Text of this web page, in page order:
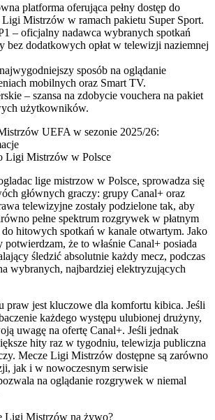
platforma oferująca pełny dostęp do
Mistrzów w ramach pakietu Super Sport.
– oficjalny nadawca wybranych spotkań
bez dodatkowych opłat w telewizji naziemnej
sposób na oglądanie
mobilnych oraz Smart TV.
– szansa na zdobycie vouchera na pakiet
użytkowników.
UEFA w sezonie 2025/26:
Ligi Mistrzów w Polsce
lige mistrzow w Polsce, sprowadza się
głównych graczy: grupy Canal+ oraz
telewizyjne zostały podzielone tak, aby
pełne spektrum rozgrywek w płatnym
hitowych spotkań w kanale otwartym. Jako
że to właśnie Canal+ posiada
śledzić absolutnie każdy mecz, podczas
wybranych, najbardziej elektryzujących
praw jest kluczowe dla komfortu kibica. Jeśli
każdego występu ulubionej drużyny,
uwagę na ofertę Canal+. Jeśli jednak
hity raz w tygodniu, telewizja publiczna
Mecze Ligi Mistrzów dostępne są zarówno
jak i w nowoczesnym serwisie
na oglądanie rozgrywek w niemal
Ligi Mistrzów na żywo?